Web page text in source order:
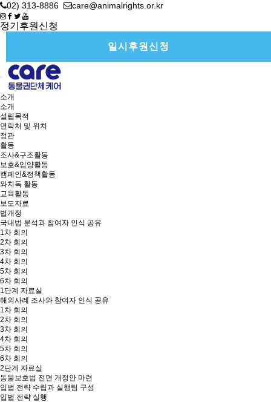
02) 313-8886 care@animalrights.or.kr
정기후원신청
일시후원신청
소개
소개
설립목적
연락처 및 위치
정관
활동
조사&구조활동
보호&입양활동
캠페인&정책활동
와치독 활동
교육활동
보도자료
법개정
국내법 분석과 참여자 인식 공유
1차 회의
2차 회의
3차 회의
4차 회의
5차 회의
6차 회의
1단계 자료실
해외사례 조사와 참여자 인식 공유
1차 회의
2차 회의
3차 회의
4차 회의
5차 회의
6차 회의
2단계 자료실
동물보호법 전면 개정안 마련
입법 전략 수립과 실행팀 구성
입법 전략 실행